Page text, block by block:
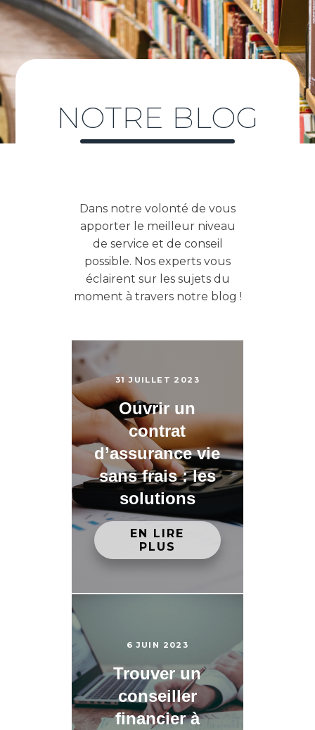
NOTRE BLOG
Dans notre volonté de vous
apporter le meilleur niveau
de service et de conseil
possible. Nos experts vous
éclairent sur les sujets du
moment à travers notre blog !
31 JUILLET 2023
Ouvrir un
contrat
d’assurance vie
sans frais : les
solutions
EN LIRE
PLUS
6 JUIN 2023
Trouver un
conseiller
financier à